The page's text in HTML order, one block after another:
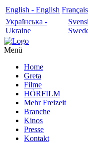
English - English
Українська -
Ukraine
Menü
Home
Greta
Filme
HÖRFILM
Mehr Freizeit
Branche
Kinos
Presse
Kontakt